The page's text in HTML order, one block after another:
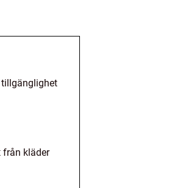
tillgänglighet
från kläder